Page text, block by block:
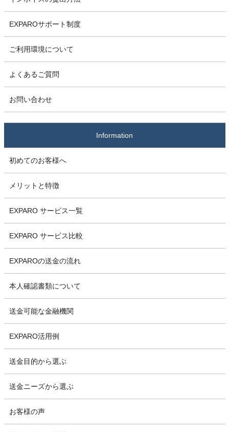
EXPAROサポート制度
ご利用環境について
よくあるご質問
お問い合わせ
Information
初めてのお客様へ
メリットと特徴
EXPARO サービス一覧
EXPARO サービス比較
EXPAROの送金の流れ
本人確認書類について
送金可能な金融機関
EXPARO活用例
送金目的から選ぶ
送金ニーズから選ぶ
お客様の声